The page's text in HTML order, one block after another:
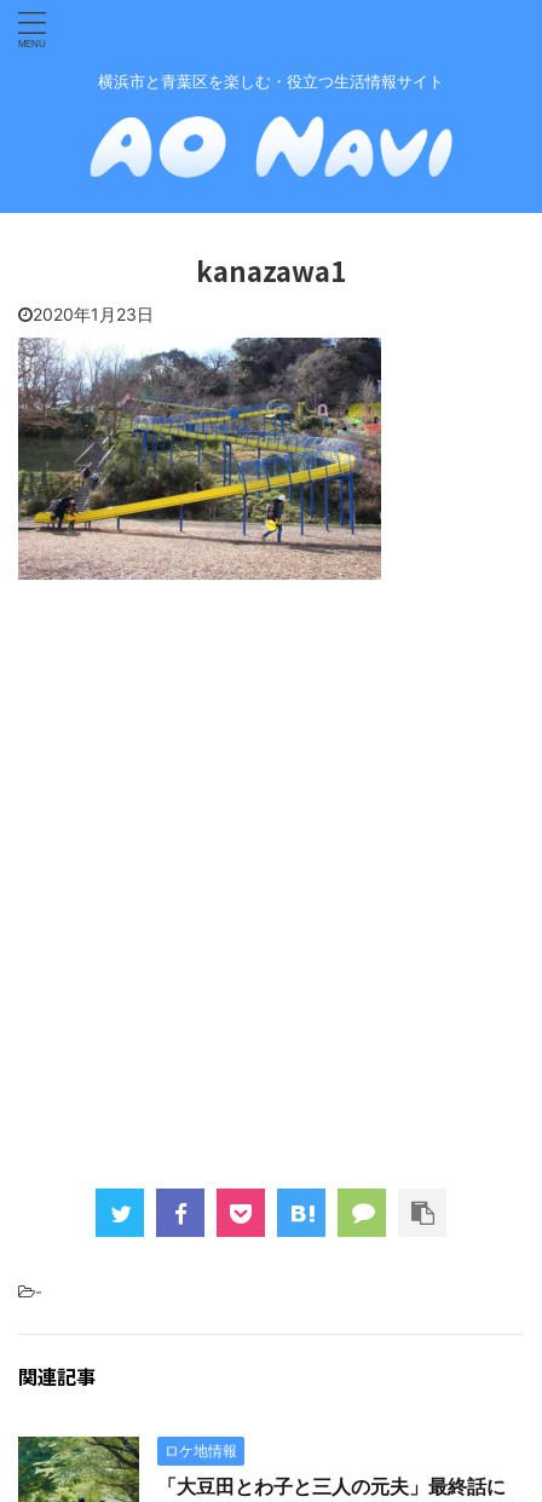
横浜市と青葉区を楽しむ・役立つ生活情報サイト
kanazawa1
2020年1月23日
-
関連記事
ロケ地情報
「大豆田とわ子と三人の元夫」最終話に